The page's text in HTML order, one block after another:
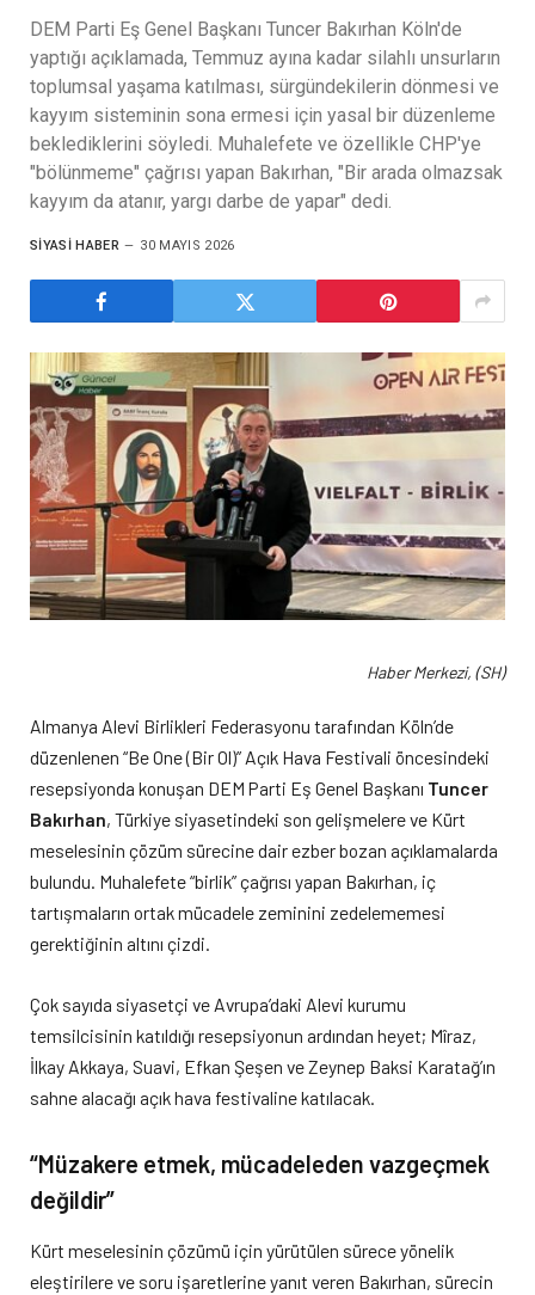
DEM Parti Eş Genel Başkanı Tuncer Bakırhan Köln'de
yaptığı açıklamada, Temmuz ayına kadar silahlı unsurların
toplumsal yaşama katılması, sürgündekilerin dönmesi ve
kayyım sisteminin sona ermesi için yasal bir düzenleme
beklediklerini söyledi. Muhalefete ve özellikle CHP'ye
"bölünmeme" çağrısı yapan Bakırhan, "Bir arada olmazsak
kayyım da atanır, yargı darbe de yapar" dedi.
SIYASI HABER 30 MAYIS 2026
Haber Merkezi, (SH)
Almanya Alevi Birlikleri Federasyonu tarafından Köln’de
düzenlenen “Be One (Bir Ol)” Açık Hava Festivali öncesindeki
resepsiyonda konuşan DEM Parti Eş Genel Başkanı Tuncer
Bakırhan, Türkiye siyasetindeki son gelişmelere ve Kürt
meselesinin çözüm sürecine dair ezber bozan açıklamalarda
bulundu. Muhalefete “birlik” çağrısı yapan Bakırhan, iç
tartışmaların ortak mücadele zeminini zedelememesi
gerektiğinin altını çizdi.
Çok sayıda siyasetçi ve Avrupa’daki Alevi kurumu
temsilcisinin katıldığı resepsiyonun ardından heyet; Mîraz,
İlkay Akkaya, Suavi, Efkan Şeşen ve Zeynep Baksi Karatağ’ın
sahne alacağı açık hava festivaline katılacak.
“Müzakere etmek, mücadeleden vazgeçmek
değildir”
Kürt meselesinin çözümü için yürütülen sürece yönelik
eleştirilere ve soru işaretlerine yanıt veren Bakırhan, sürecin